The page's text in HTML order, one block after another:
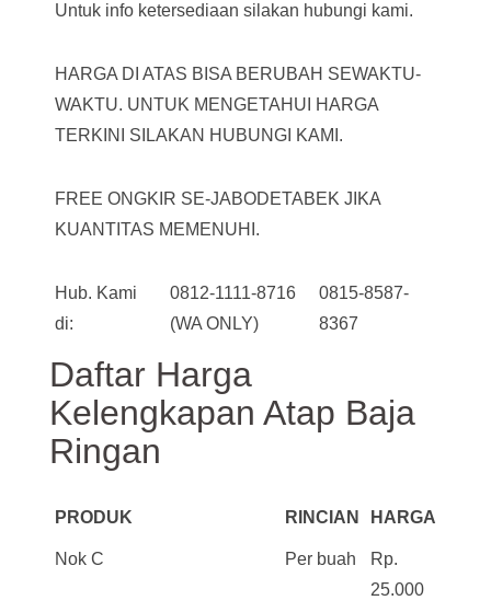
Untuk info ketersediaan silakan hubungi kami.
HARGA DI ATAS BISA BERUBAH SEWAKTU-
WAKTU. UNTUK MENGETAHUI HARGA
TERKINI SILAKAN HUBUNGI KAMI.
FREE ONGKIR SE-JABODETABEK JIKA
KUANTITAS MEMENUHI.
Hub. Kami
di:
0812-1111-8716
(WA ONLY)
0815-8587-
8367
Daftar Harga
Kelengkapan Atap Baja
Ringan
PRODUK RINCIAN HARGA
Nok C Per buah
Rp.
25.000